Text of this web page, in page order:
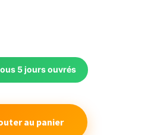
5 jours ouvrés
au panier